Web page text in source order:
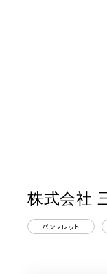
株式会社
パンフレット